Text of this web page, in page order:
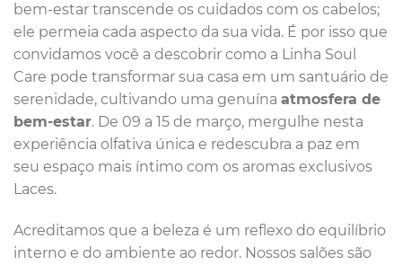
bem-estar transcende os cuidados com os cabelos;
ele permeia cada aspecto da sua vida. É por isso que
convidamos você a descobrir como a Linha Soul
Care pode transformar sua casa em um santuário de
serenidade, cultivando uma genuína atmosfera de
bem-estar. De 09 a 15 de março, mergulhe nesta
experiência olfativa única e redescubra a paz em
seu espaço mais íntimo com os aromas exclusivos
Laces.
Acreditamos que a beleza é um reflexo do equilíbrio
interno e do ambiente ao redor. Nossos salões são